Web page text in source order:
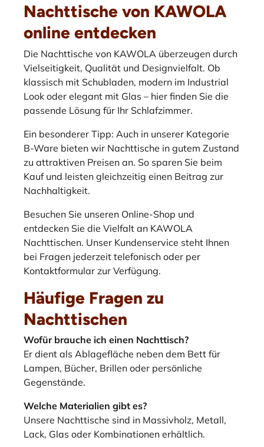
Nachttische von KAWOLA
online entdecken
Die Nachttische von KAWOLA überzeugen durch
Vielseitigkeit, Qualität und Designvielfalt. Ob
klassisch mit Schubladen, modern im Industrial
Look oder elegant mit Glas – hier finden Sie die
passende Lösung für Ihr Schlafzimmer.
Ein besonderer Tipp: Auch in unserer Kategorie
B-Ware bieten wir Nachttische in gutem Zustand
zu attraktiven Preisen an. So sparen Sie beim
Kauf und leisten gleichzeitig einen Beitrag zur
Nachhaltigkeit.
Besuchen Sie unseren Online-Shop und
entdecken Sie die Vielfalt an KAWOLA
Nachttischen. Unser Kundenservice steht Ihnen
bei Fragen jederzeit telefonisch oder per
Kontaktformular zur Verfügung.
Häufige Fragen zu
Nachttischen
Wofür brauche ich einen Nachttisch?
Er dient als Ablagefläche neben dem Bett für
Lampen, Bücher, Brillen oder persönliche
Gegenstände.
Welche Materialien gibt es?
Unsere Nachttische sind in Massivholz, Metall,
Lack, Glas oder Kombinationen erhältlich.